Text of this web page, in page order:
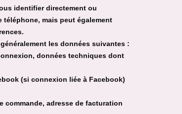
identifier directement ou
mais peut également
les données suivantes :
données techniques dont
(si connexion liée à Facebook)
commande, adresse de facturation